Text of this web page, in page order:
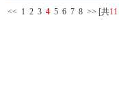
<< 1 2 3 4 5 6 7 8 >> [共11